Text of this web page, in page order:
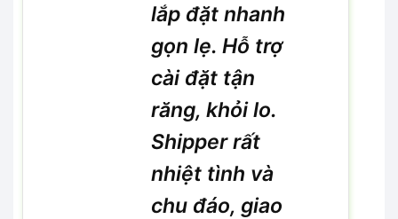
lắp đặt nhanh
gọn lẹ. Hỗ trợ
cài đặt tận
răng, khỏi lo.
Shipper rất
nhiệt tình và
chu đáo, giao